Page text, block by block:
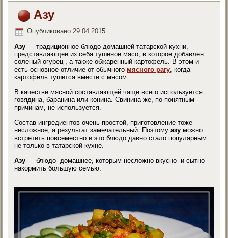
Азу
Опубликовано 29.04.2015
Азу — традиционное блюдо домашней татарской кухни,
представляющее из себя тушеное мясо, в которое добавлен
соленый огурец , а также обжаренный картофель. В этом и
есть основное отличие от обычного мясного рагу, когда
картофель тушится вместе с мясом.
В качестве мясной составляющей чаще всего используется
говядина, баранина или конина. Свинина же, по понятным
причинам, не используется.
Состав ингредиентов очень простой, приготовление тоже
несложное, а результат замечательный. Поэтомуазу можно
встретить повсеместно и это блюдо давно стало популярным
не только в татарской кухне.
Азу — блюдо домашнее, которым несложно вкусно и сытно
накормить большую семью.